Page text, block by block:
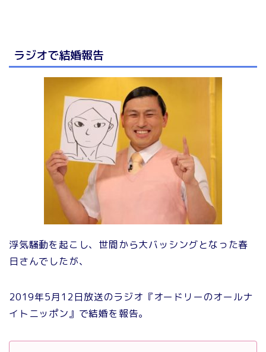
ラジオで結婚報告
浮気騒動を起こし、世間から大バッシングとなった春
日さんでしたが、
2019年5月12日放送のラジオ『オードリーのオールナ
イトニッポン』で結婚を報告。